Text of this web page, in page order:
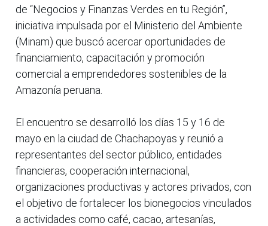
de “Negocios y Finanzas Verdes en tu Región”,
iniciativa impulsada por el Ministerio del Ambiente
(Minam) que buscó acercar oportunidades de
financiamiento, capacitación y promoción
comercial a emprendedores sostenibles de la
Amazonía peruana.
El encuentro se desarrolló los días 15 y 16 de
mayo en la ciudad de Chachapoyas y reunió a
representantes del sector público, entidades
financieras, cooperación internacional,
organizaciones productivas y actores privados, con
el objetivo de fortalecer los bionegocios vinculados
a actividades como café, cacao, artesanías,